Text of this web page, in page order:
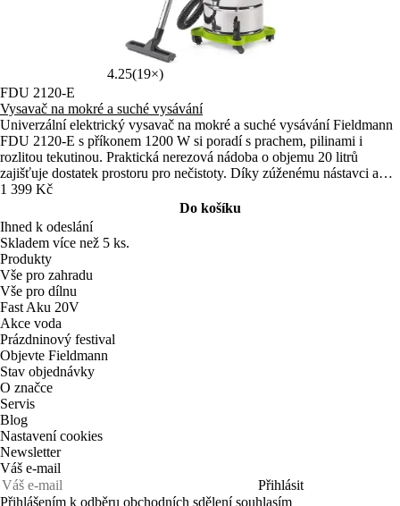
4.25(19×)
FDU 2120-E
Vysavač na mokré a suché vysávání
Univerzální elektrický vysavač na mokré a suché vysávání Fieldmann
FDU 2120-E s příkonem 1200 W si poradí s prachem, pilinami i
rozlitou tekutinou. Praktická nerezová nádoba o objemu 20 litrů
zajišťuje dostatek prostoru pro nečistoty. Díky zúženému nástavci a
kolečkům je úklid snadný a pohodlný.
1 399 Kč
Do košíku
Ihned k odeslání
Skladem více než 5 ks.
Produkty
Vše pro zahradu
Vše pro dílnu
Fast Aku 20V
Akce voda
Prázdninový festival
Objevte Fieldmann
Stav objednávky
O značce
Servis
Blog
Nastavení cookies
Newsletter
Váš e-mail
Přihlásit
Přihlášením k odběru obchodních sdělení souhlasím